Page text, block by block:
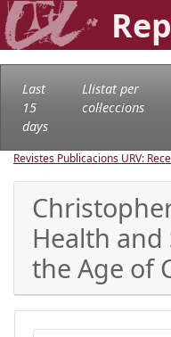
Last
15
days
Llistat per
col·leccions
Revistes Publicacions URV:
Health and
the Age of